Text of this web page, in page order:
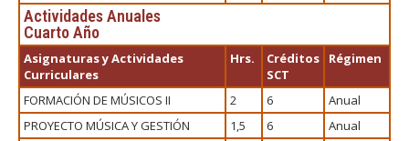
Actividades Anuales
Cuarto Año
Asignaturas y Actividades
Curriculares
Hrs.
Créditos
SCT
Régimen
FORMACIÓN DE MÚSICOS II 2 6
Anual
PROYECTO MÚSICA Y GESTIÓN
1,5 6
Anual